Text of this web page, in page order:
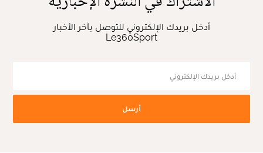
أدخل بريدك الإلكتروني للتوصل بآخر الأخبار
Le360Sport
أرسل